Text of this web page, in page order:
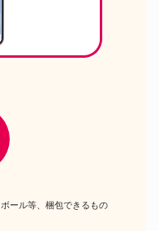
ビー
ール等、梱包できるもの